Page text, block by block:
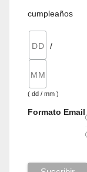
cumpleaños
/
( dd / mm )
Formato Email